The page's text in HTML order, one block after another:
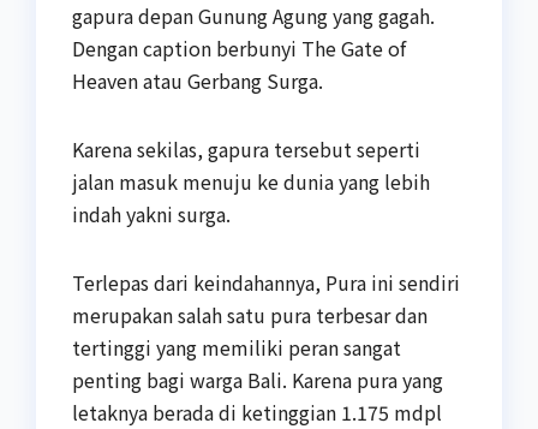
gapura depan Gunung Agung yang gagah.
Dengan caption berbunyi The Gate of
Heaven atau Gerbang Surga.
Karena sekilas, gapura tersebut seperti
jalan masuk menuju ke dunia yang lebih
indah yakni surga.
Terlepas dari keindahannya, Pura ini sendiri
merupakan salah satu pura terbesar dan
tertinggi yang memiliki peran sangat
penting bagi warga Bali. Karena pura yang
letaknya berada di ketinggian 1.175 mdpl